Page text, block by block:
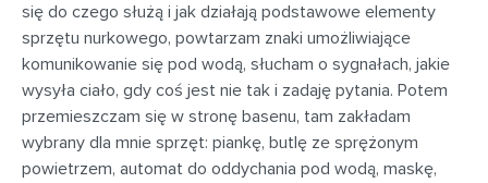
się do czego służą i jak działają podstawowe elementy
sprzętu nurkowego, powtarzam znaki umożliwiające
komunikowanie się pod wodą, słucham o sygnałach, jakie
wysyła ciało, gdy coś jest nie tak i zadaję pytania. Potem
przemieszczam się w stronę basenu, tam zakładam
wybrany dla mnie sprzęt: piankę, butlę ze sprężonym
powietrzem, automat do oddychania pod wodą, maskę,